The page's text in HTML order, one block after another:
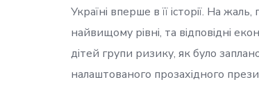
Україні вперше в її історії. На
найвищому рівні, та відповідні
дітей групи ризику, як було
налаштованого прозахідного